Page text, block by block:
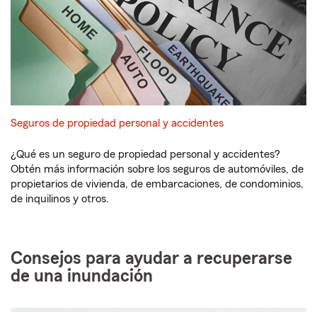
Seguros de propiedad personal y accidentes
¿Qué es un seguro de propiedad personal y accidentes?
Obtén más información sobre los seguros de automóviles, de
propietarios de vivienda, de embarcaciones, de condominios,
de inquilinos y otros.
Consejos para ayudar a recuperarse
de una inundación